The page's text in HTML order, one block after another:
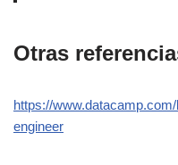
Otras
https://
engineer